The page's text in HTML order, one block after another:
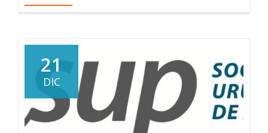
21
DIC